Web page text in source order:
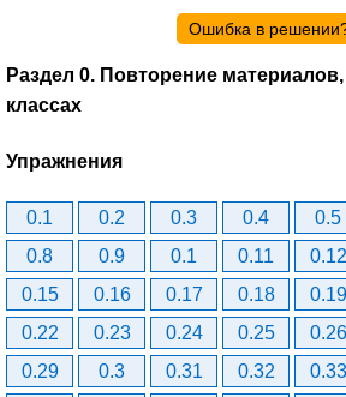
Ошибка в
Раздел 0. Повторение
классах
Упражнения
0.1 0.2 0.3 0.4 0.5
0.8
0.9 0.1 0.11 0.12
0.15
0.16 0.17 0.18 0.19
0.22
0.23 0.24 0.25 0.26
0.29
0.3 0.31 0.32 0.33